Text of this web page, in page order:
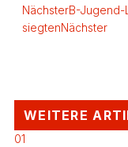
NächsterB-Jugend-
siegtenNächster
WEITERE
01